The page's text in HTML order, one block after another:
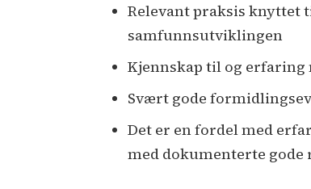
Relevant praksis knyttet
samfunnsutviklingen
Kjennskap til og erfaring
Svært gode
Det er en fordel med
med dokumenterte